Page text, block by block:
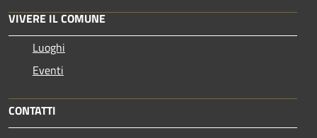
VIVERE IL COMUNE
Luoghi
Eventi
CONTATTI